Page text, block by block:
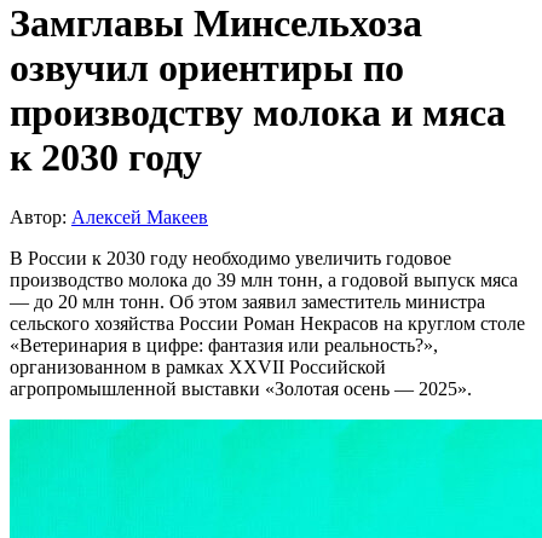
Замглавы Минсельхоза
озвучил ориентиры по
производству молока и мяса
к 2030 году
Автор: Алексей Макеев
В России к 2030 году необходимо увеличить годовое
производство молока до 39 млн тонн, а годовой выпуск мяса
— до 20 млн тонн. Об этом заявил заместитель министра
сельского хозяйства России Роман Некрасов на круглом столе
«Ветеринария в цифре: фантазия или реальность?»,
организованном в рамках XXVII Российской
агропромышленной выставки «Золотая осень — 2025».